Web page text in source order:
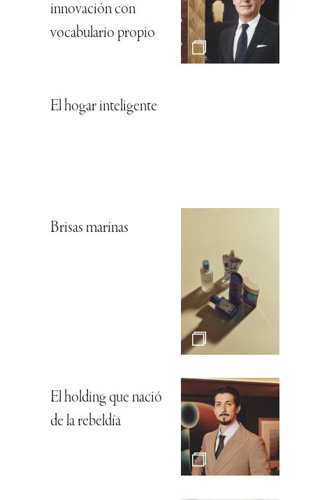
innovación con
vocabulario propio
El hogar inteligente
Brisas marinas
El holding que nació
de la rebeldía